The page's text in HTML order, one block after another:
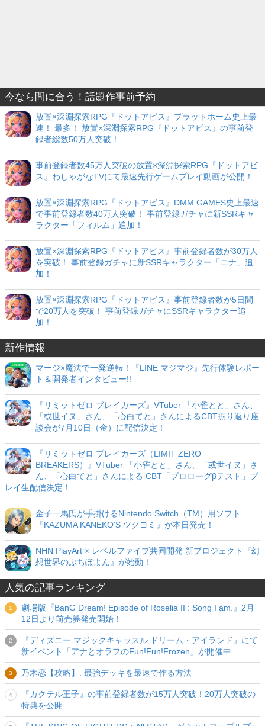
今なら間に合う！話題作事前予約
放置×深淵探索RPG『ドットアビス』プラットホーム史上最
速！ 最多！ 放置×深淵探索RPG『ドットアビス』の事前登
録者総数50万人突破！
事前登録者数45万人突破の放置×深淵探索RPG『ドットアビ
ス』わしゃがなTVにて最速先行ゲームプレイ動画が公開！
放置×深淵探索RPG『ドットアビス』DMM GAMES史上最速
で事前登録者数40万人突破！ 事前登録ガチャに新SSRキャ
ラクター「フィルム」追加！
放置×深淵探索RPG『ドットアビス』事前登録者数が30万人
を突破！ 事前登録ガチャに新SSRキャラクター「ニナ」追
加！
放置×深淵探索RPG『ドットアビス』事前登録者数が5日間
で20万人を突破！ 事前登録ガチャにSSRキャラクター追
加！
新作情報
マージ×魔法で一発逆転！『LINE マジマジ』先行体験レポー
ト＆開発者インタビュー!!
『リミットゼロ ブレイカーズ』VTuber 「小雀とと」さん、
「或世イヌ」さん、「心白てと」さんによるCBT振り返り座
談会が7月10日（金）に配信決定！
『リミットゼロ ブレイカーズ（LIMIT ZERO
BREAKERS）』VTuber 「小雀とと」さん、「或世イヌ」さ
ん、「心白てと」さんによる CBT「プロローグβテスト」プ
レイ生配信決定！
金子一馬氏が手掛けるNintendo Switch（TM）用ソフト
『KAZUMA KANEKO'S ツクヨミ』が本日発売！
NHN PlayArt × レベルファイブ共同開発 新プロジェクト『幻
想世界のぷちぽよん』が始動！
人気の記事ランキング
劇場版『BanG Dream! Episode of Roselia II : Song I am.』2月
12日より前売券発売開始！
『ディズニー マジックキャッスル ドリーム・アイランド』にて
新イベント「アナとオラフのFun!Fun!Frozen」が開催中
乃木恋【攻略】: 最強デッキを最速で作る方法
『カクテル王子』の事前登録者数が15万人突破！20万人突破の
特典を公開